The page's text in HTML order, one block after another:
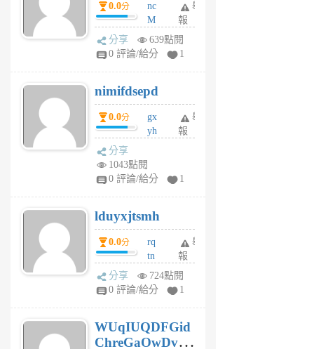
0.0分
nc
M
U
F
U
5
個
月
舉
報
分享
639點閱
0 評論/給分
1
nimifdsepd
0.0分
gx
yh
jl
月
前
舉
報
分享
1043點閱
0 評論/給分
1
lduyxjtsmh
0.0分
rq
tn
jt
gl
個
月
舉
報
分享
724點閱
0 評論/給分
1
WUqIUQDFGid
ChreGaOwDv